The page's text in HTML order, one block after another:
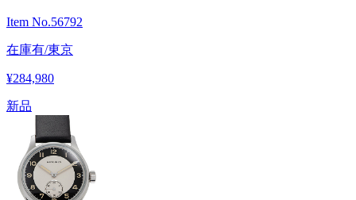
Item No.56792
在庫有/東京
¥284,980
新品